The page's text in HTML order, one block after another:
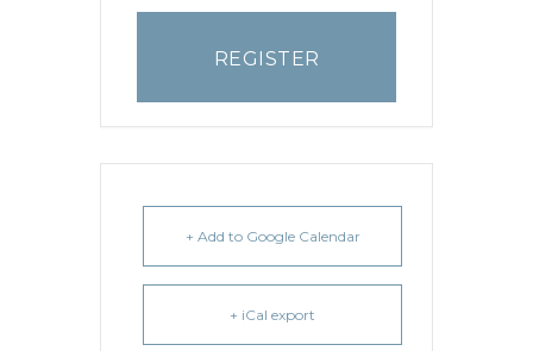
REGISTER
+ Add to Google Calendar
+ iCal export